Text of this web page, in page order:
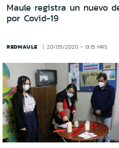
Maule registra un nuevo
por Covid-19
REDMAULE 20/05/2020 - 13:15 HRS